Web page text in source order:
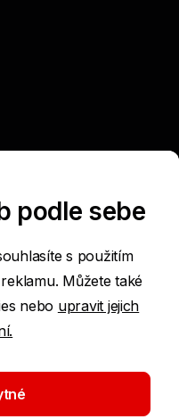
stránek
podle sebe
s použitím
Můžete také
nebo upravit jejich